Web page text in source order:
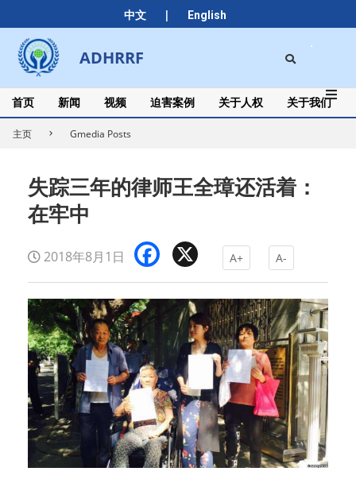
中文 | English
to
content
ADHRRF
Secondary
Navigation
Menu
首页 新闻 视频 迫害案例 关于人权 关于我们
主页 Gmedia Posts
失踪三年的律师王全璋还活着：
在牢中
2018年8月1日 Facebook A+ A-